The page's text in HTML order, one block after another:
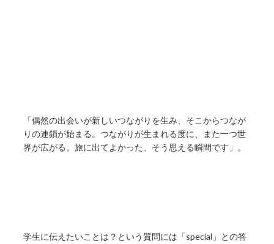
「偶然の出会いが新しいつながりを生み、そこからつなが
りの連鎖が始まる。つながりが生まれる度に、また一つ世
界が広がる。旅に出てよかった、そう思える瞬間です」。
学生に伝えたいことは？という質問には「special」との答